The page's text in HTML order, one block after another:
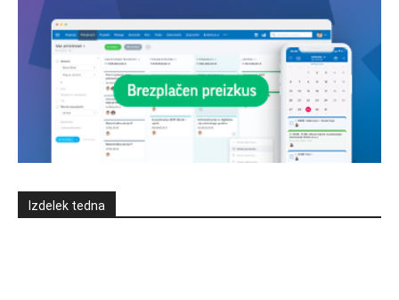
Izdelek tedna